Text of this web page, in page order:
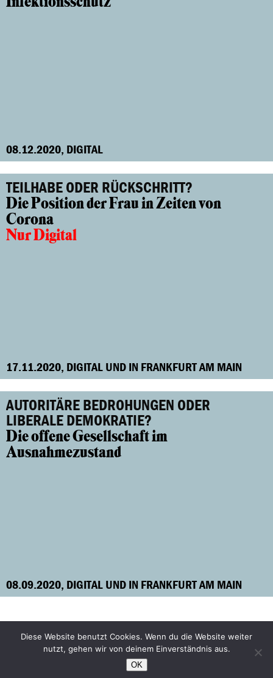
08.12.2020, DIGITAL
TEILHABE ODER RÜCKSCHRITT?
Die Position der Frau in Zeiten von
Corona
Nur Digital
17.11.2020, DIGITAL UND IN FRANKFURT AM MAIN
AUTORITÄRE BEDROHUNGEN ODER
LIBERALE DEMOKRATIE?
Die offene Gesellschaft im
Ausnahmezustand
08.09.2020, DIGITAL UND IN FRANKFURT AM MAIN
Facebook
Bluesky
Instagram
Diese Website benutzt Cookies. Wenn du die Website weiter
nutzt, gehen wir von deinem Einverständnis aus.
OK